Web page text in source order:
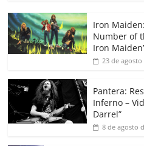
c
e
b
o
o
k
itt
er
at
s
A
p
Iron
Number of
Iron
23 de agosto
Pantera:
Inferno –
Darrel”
8 de agosto